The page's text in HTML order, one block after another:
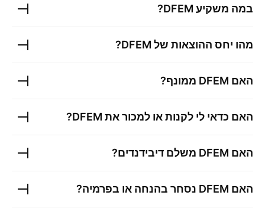
במה משקיע DFEM
?
מהו יחס ההוצאות של DFEM
?
האם DFEM ממונף?
האם כדאי לי לקנות או למכור את DFEM
?
האם DFEM משלם דיבידנדים?
האם DFEM נסחר בהנחה או בפרמיה?